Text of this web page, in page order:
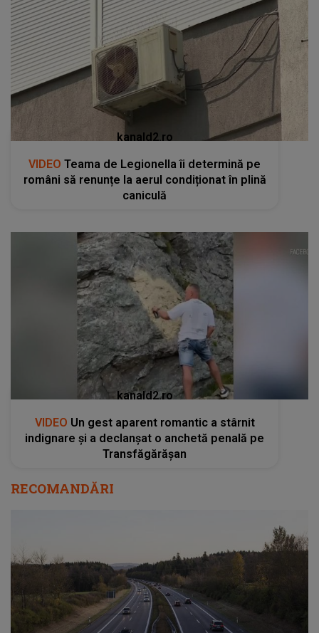
kanald2.ro
VIDEO Teama de Legionella îi determină pe
români să renunțe la aerul condiționat în plină
caniculă
kanald2.ro
VIDEO Un gest aparent romantic a stârnit
indignare și a declanșat o anchetă penală pe
Transfăgărășan
RECOMANDĂRI